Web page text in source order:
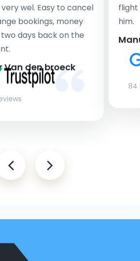
wel. Easy to cancel
bookings, money
days back on the
Van den broeck
flight
him.
84